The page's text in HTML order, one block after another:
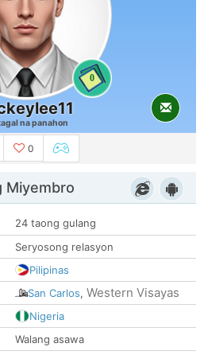
0
na panahon
0
Miyembro
24 taong gulang
Seryosong relasyon
Pilipinas
San Carlos, Western Visayas
Nigeria
Walang asawa